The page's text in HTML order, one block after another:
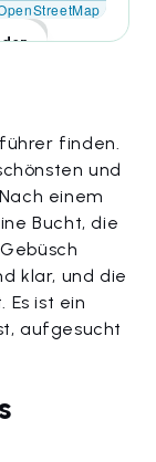
finden.
und
einem
Bucht, die
klar, und die
Es ist ein
aufgesucht